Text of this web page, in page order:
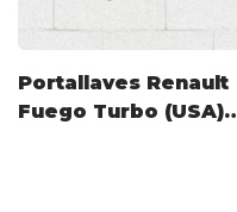
Portallaves Renault
Fuego Turbo (USA)